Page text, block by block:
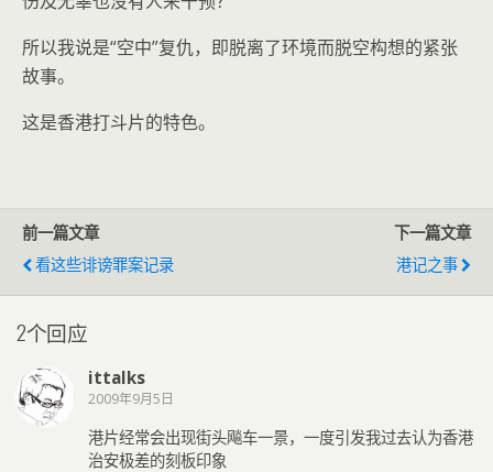
所以我说是“空中”复仇，即脱离了环境而脱空构想的紧张
故事。
这是香港打斗片的特色。
前一篇文章
看这些诽谤罪案记录
下一篇文章
港记之事
2个回应
ittalks
2009年9月5日
港片经常会出现街头飚车一景，一度引发我过去认为香港
治安极差的刻板印象